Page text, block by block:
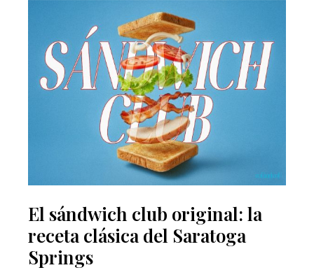
El sándwich club original: la
receta clásica del Saratoga
Springs